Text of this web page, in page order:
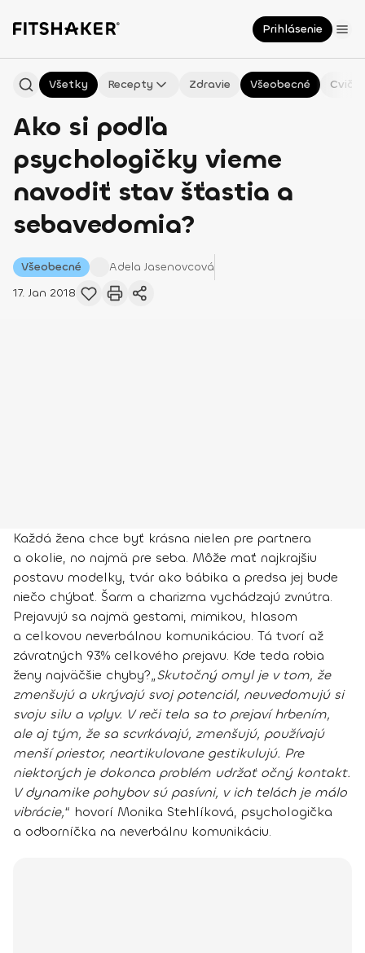
Prihlásenie
Všetky Recepty Zdravie Všeobecné
Ako si podľa
psychologičky vieme
navodiť stav šťastia a
sebavedomia?
Všeobecné Adela Jasenovcová
17. Jan 2018
Každá žena chce byť krásna nielen pre partnera
a okolie, no najmä pre seba. Môže mať najkrajšiu
postavu modelky, tvár ako bábika a predsa jej bude
niečo chýbať. Šarm a charizma vychádzajú zvnútra.
Prejavujú sa najmä gestami, mimikou, hlasom
a celkovou neverbálnou komunikáciou. Tá tvorí až
závratných 93% celkového prejavu. Kde teda robia
ženy najväčšie chyby?„Skutočný omyl je v tom, že
zmenšujú a ukrývajú svoj potenciál, neuvedomujú si
svoju silu a vplyv. V reči tela sa to prejaví hrbením,
ale aj tým, že sa scvrkávajú, zmenšujú, používajú
menší priestor, neartikulovane gestikulujú. Pre
niektorých je dokonca problém udržať očný kontakt.
V dynamike pohybov sú pasívni, v ich telách je málo
vibrácie,“ hovorí Monika Stehlíková, psychologička
a odborníčka na neverbálnu komunikáciu.